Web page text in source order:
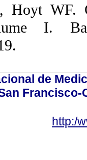
Hoyt WF.
I.
de
Francisco-
http:/